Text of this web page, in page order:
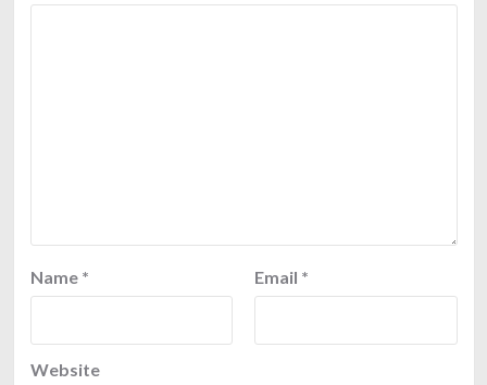
Name * Email *
Website